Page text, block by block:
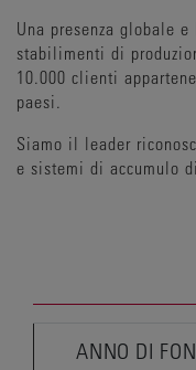
Una presenza globale
stabilimenti di
10.000 clienti
paesi.
Siamo il leader
e sistemi di accumulo
ANNO DI